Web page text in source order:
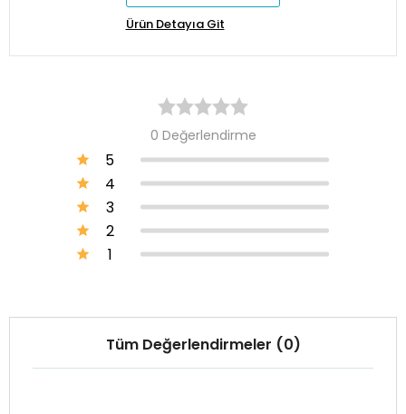
Ürün Detayıa Git
0 Değerlendirme
5
4
3
2
1
Tüm Değerlendirmeler (0)